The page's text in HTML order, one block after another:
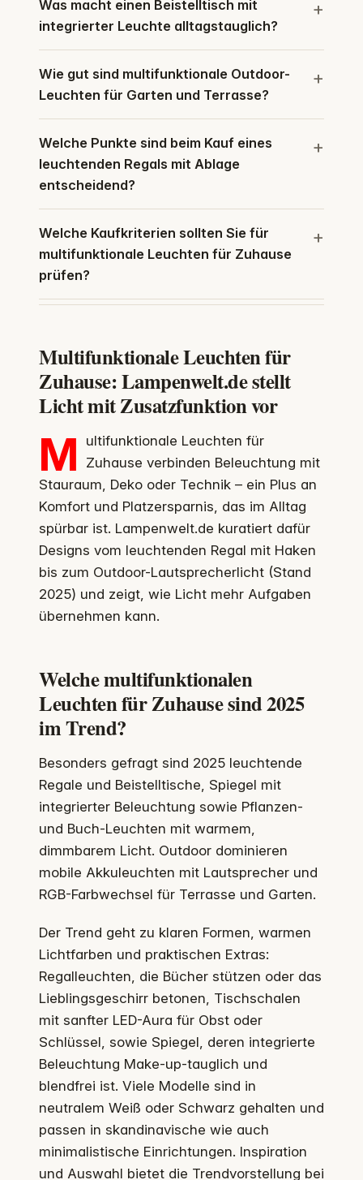
Was macht einen Beistelltisch mit
integrierter Leuchte alltagstauglich?
Wie gut sind multifunktionale Outdoor-
Leuchten für Garten und Terrasse?
Welche Punkte sind beim Kauf eines
leuchtenden Regals mit Ablage
entscheidend?
Welche Kaufkriterien sollten Sie für
multifunktionale Leuchten für Zuhause
prüfen?
Multifunktionale Leuchten für
Zuhause: Lampenwelt.de stellt
Licht mit Zusatzfunktion vor
M
ultifunktionale Leuchten für
Zuhause verbinden Beleuchtung mit
Stauraum, Deko oder Technik – ein Plus an
Komfort und Platzersparnis, das im Alltag
spürbar ist. Lampenwelt.de kuratiert dafür
Designs vom leuchtenden Regal mit Haken
bis zum Outdoor-Lautsprecherlicht (Stand
2025) und zeigt, wie Licht mehr Aufgaben
übernehmen kann.
Welche multifunktionalen
Leuchten für Zuhause sind 2025
im Trend?
Besonders gefragt sind 2025 leuchtende
Regale und Beistelltische, Spiegel mit
integrierter Beleuchtung sowie Pflanzen-
und Buch-Leuchten mit warmem,
dimmbarem Licht. Outdoor dominieren
mobile Akkuleuchten mit Lautsprecher und
RGB-Farbwechsel für Terrasse und Garten.
Der Trend geht zu klaren Formen, warmen
Lichtfarben und praktischen Extras:
Regalleuchten, die Bücher stützen oder das
Lieblingsgeschirr betonen, Tischschalen
mit sanfter LED-Aura für Obst oder
Schlüssel, sowie Spiegel, deren integrierte
Beleuchtung Make-up-tauglich und
blendfrei ist. Viele Modelle sind in
neutralem Weiß oder Schwarz gehalten und
passen in skandinavische wie auch
minimalistische Einrichtungen. Inspiration
und Auswahl bietet die Trendvorstellung bei